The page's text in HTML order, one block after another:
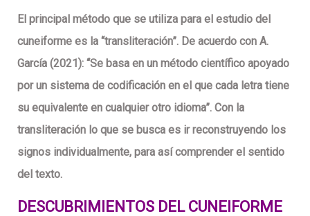
El principal método que se utiliza para el estudio del
cuneiforme es la “transliteración”. De acuerdo con A.
García (2021): “Se basa en un método científico apoyado
por un sistema de codificación en el que cada letra tiene
su equivalente en cualquier otro idioma”. Con la
transliteración lo que se busca es ir reconstruyendo los
signos individualmente, para así comprender el sentido
del texto.
DESCUBRIMIENTOS DEL CUNEIFORME